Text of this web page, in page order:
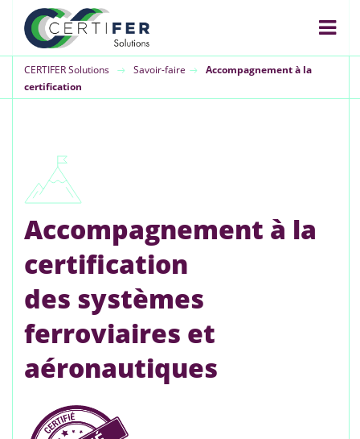
CERTIFER Solutions Savoir-faire
Accompagnement à la
certification
Accompagnement à la
certification
des systèmes
ferroviaires et
aéronautiques